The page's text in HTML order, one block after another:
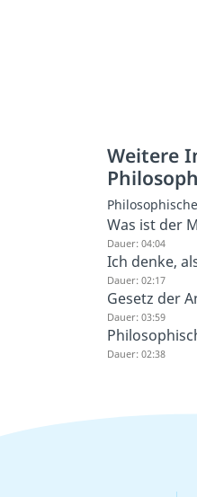
Weitere
Was ist der
Dauer: 04:04
Ich denke,
Dauer: 02:17
Gesetz der
Dauer: 03:59
Dauer: 02:38